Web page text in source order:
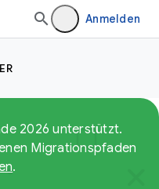
Anmelden
2026 unterstützt.
Migrationspfaden
.